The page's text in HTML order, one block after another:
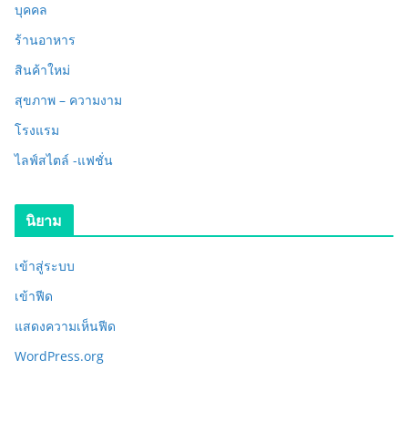
บุคคล
ร้านอาหาร
สินค้าใหม่
สุขภาพ – ความงาม
โรงแรม
ไลฟ์สไตล์ -แฟชั่น
นิยาม
เข้าสู่ระบบ
เข้าฟีด
แสดงความเห็นฟีด
WordPress.org